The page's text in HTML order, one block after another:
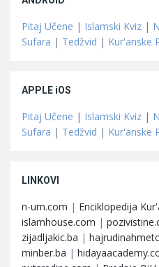
Pitaj Učene | Islamski Kviz |
Sufara | Tedžvid | Kur'anske
APPLE iOS
Pitaj Učene | Islamski Kviz |
Sufara | Tedžvid | Kur'anske
LINKOVI
n-um.com | Enciklopedija
islamhouse.com |
zijadljakic.ba |
minber.ba |